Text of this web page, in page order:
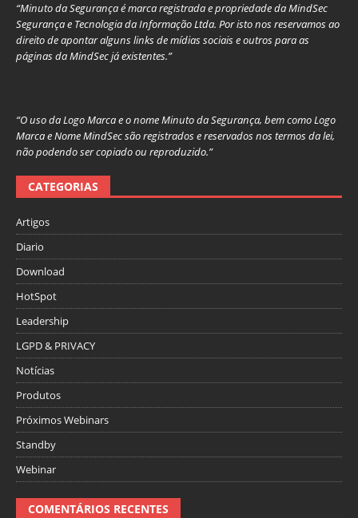
“Minuto da Segurança é marca registrada e propriedade da MindSec
Segurança e Tecnologia da Informação Ltda. Por isto nos reservamos ao
direito de apontar alguns links de mídias sociais e outros para as
páginas da MindSec já existentes.”
“O uso da Logo Marca e o nome Minuto da Segurança, bem como Logo
Marca e Nome MindSec são registrados e reservados nos termos da lei,
não podendo ser copiado ou reproduzido.”
CATEGORIAS
Artigos
Diario
Download
HotSpot
Leadership
LGPD & PRIVACY
Notícias
Produtos
Próximos Webinars
Standby
Webinar
COMENTÁRIOS RECENTES